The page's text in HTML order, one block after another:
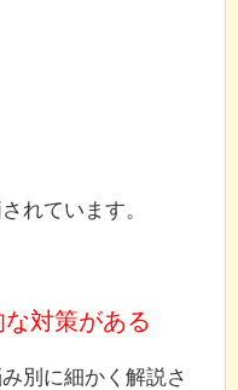
れています。
対策がある
別に細かく解説さ